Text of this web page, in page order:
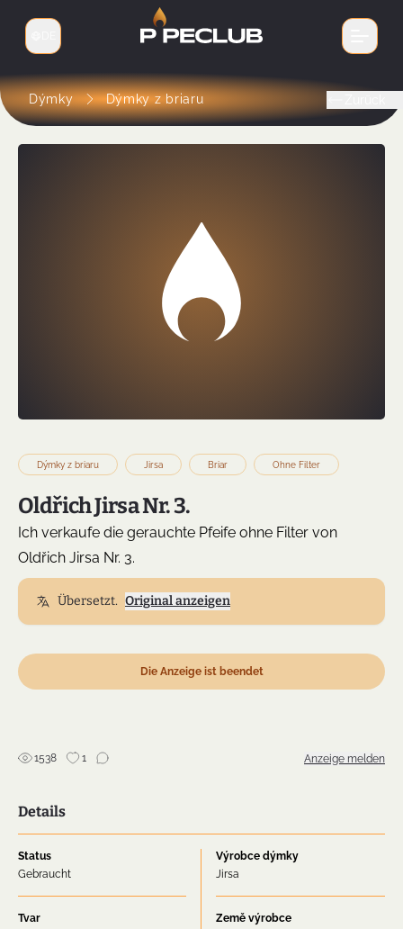
Sprache wechseln
Dýmky Dýmky z briaru
Dýmky z briaru Jirsa Briar Ohne Filter
Oldřich Jirsa Nr. 3.
Ich verkaufe die gerauchte Pfeife ohne Filter von
Oldřich Jirsa Nr. 3.
Übersetzt. Original anzeigen
Die Anzeige ist beendet
1538 1 Anzeige melden
Details
Status
Gebraucht
Výrobce dýmky
Jirsa
Tvar
Země výrobce